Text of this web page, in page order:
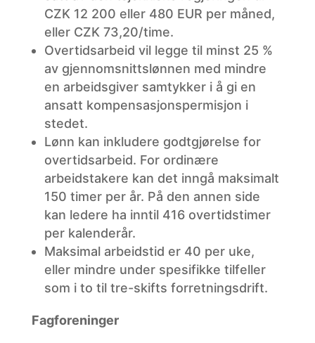
CZK 12 200 eller 480 EUR per måned,
eller CZK 73,20/time.
Overtidsarbeid vil legge til minst 25 %
av gjennomsnittslønnen med mindre
en arbeidsgiver samtykker i å gi en
ansatt kompensasjonspermisjon i
stedet.
Lønn kan inkludere godtgjørelse for
overtidsarbeid. For ordinære
arbeidstakere kan det inngå maksimalt
150 timer per år. På den annen side
kan ledere ha inntil 416 overtidstimer
per kalenderår.
Maksimalarbeidstid er 40 per uke,
eller mindre under spesifikke tilfeller
som i to til tre-skifts forretningsdrift.
Fagforeninger